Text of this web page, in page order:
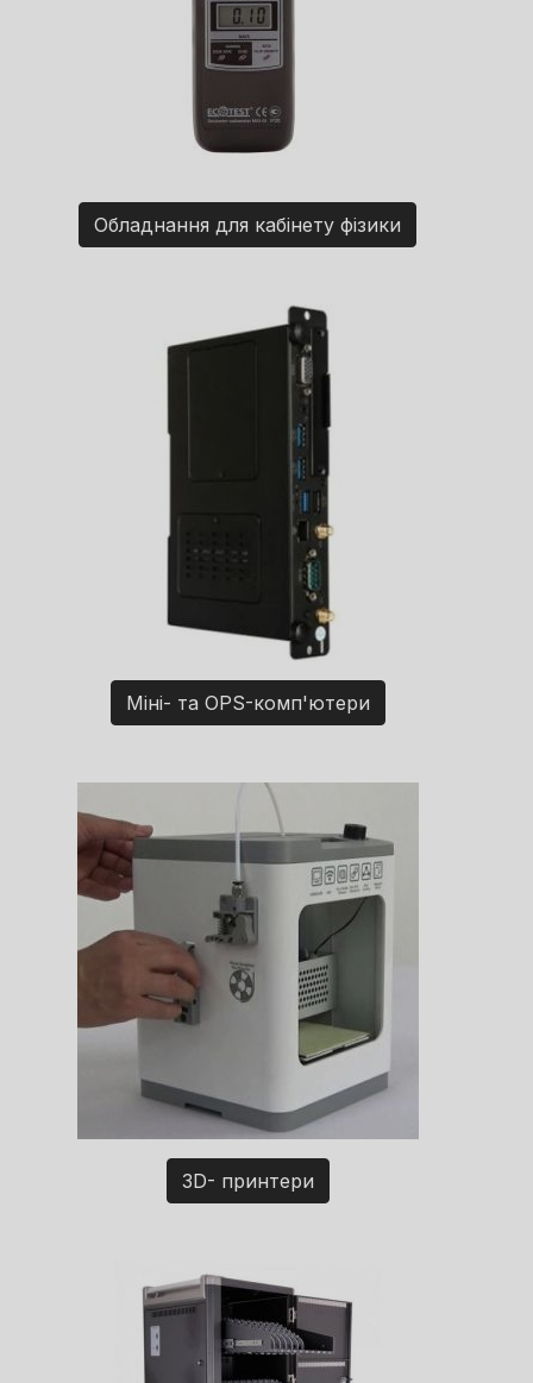
Обладнання для кабінету фізики
Міні- та OPS-комп'ютери
3D- принтери